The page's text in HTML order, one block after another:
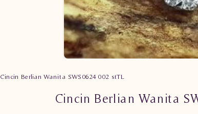
Cincin Berlian Wanita SWS0624 002 stTL
Cincin Berlian Wanita